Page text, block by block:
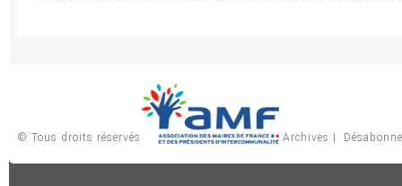
© Tous droits réservés Archives